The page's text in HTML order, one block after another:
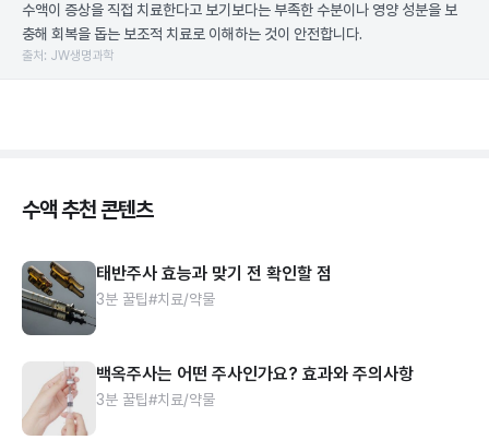
수액이 증상을 직접 치료한다고 보기보다는 부족한 수분이나 영양 성분을 보
충해 회복을 돕는 보조적 치료로 이해하는 것이 안전합니다.
출처: JW생명과학
수액 추천 콘텐츠
태반주사 효능과 맞기 전 확인할 점
3분 꿀팁#치료/약물
백옥주사는 어떤 주사인가요? 효과와 주의사항
3분 꿀팁#치료/약물